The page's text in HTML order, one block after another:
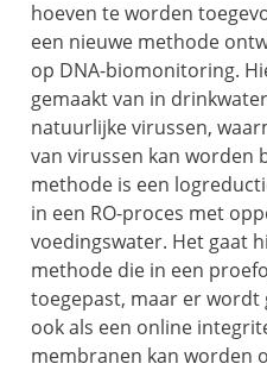
hoeven te worden
een nieuwe methode
op DNA-biomonitoring.
gemaakt van in
natuurlijke virussen,
van virussen kan worden
methode is een
in een RO-proces met
voedingswater. Het gaat
methode die in een
toegepast, maar er wordt
ook als een online
membranen kan worden